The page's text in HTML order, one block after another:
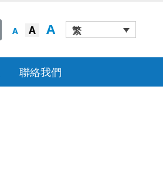
A A A 繁
聯絡我們